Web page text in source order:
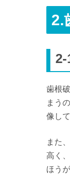
2.
歯根
まう
像し
また
高く
ほう